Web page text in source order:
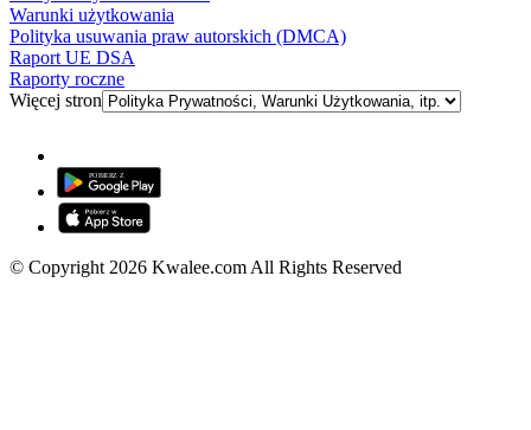
Warunki użytkowania
Polityka usuwania praw autorskich (DMCA)
Raport UE DSA
Raporty roczne
Więcej stron
© Copyright 2026 Kwalee.com All Rights Reserved